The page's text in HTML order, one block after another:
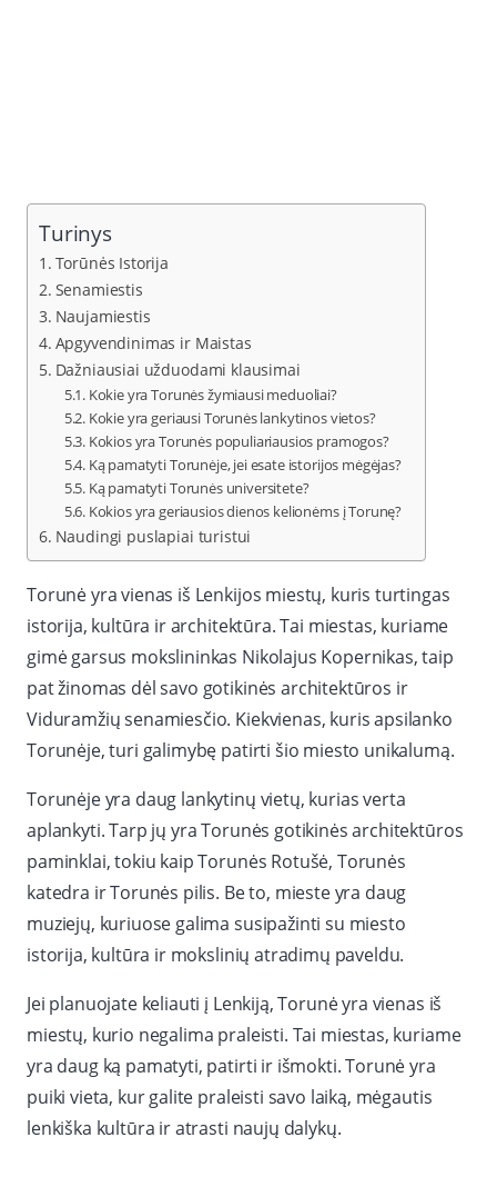
Turinys
Torūnės Istorija
Senamiestis
Naujamiestis
Apgyvendinimas ir Maistas
Dažniausiai užduodami klausimai
Kokie yra Torunės žymiausi meduoliai?
Kokie yra geriausi Torunės lankytinos vietos?
Kokios yra Torunės populiariausios pramogos?
Ką pamatyti Torunėje, jei esate istorijos mėgėjas?
Ką pamatyti Torunės universitete?
Kokios yra geriausios dienos kelionėms į Torunę?
Naudingi puslapiai turistui
Torunė yra vienas iš Lenkijos miestų, kuris turtingas
istorija, kultūra ir architektūra. Tai miestas, kuriame
gimė garsus mokslininkas Nikolajus Kopernikas, taip
pat žinomas dėl savo gotikinės architektūros ir
Viduramžių senamiesčio. Kiekvienas, kuris apsilanko
Torunėje, turi galimybę patirti šio miesto unikalumą.
Torunėje yra daug lankytinų vietų, kurias verta
aplankyti. Tarp jų yra Torunės gotikinės architektūros
paminklai, tokiu kaip Torunės Rotušė, Torunės
katedra ir Torunės pilis. Be to, mieste yra daug
muziejų, kuriuose galima susipažinti su miesto
istorija, kultūra ir mokslinių atradimų paveldu.
Jei planuojate keliauti į Lenkiją, Torunė yra vienas iš
miestų, kurio negalima praleisti. Tai miestas, kuriame
yra daug ką pamatyti, patirti ir išmokti. Torunė yra
puiki vieta, kur galite praleisti savo laiką, mėgautis
lenkiška kultūra ir atrasti naujų dalykų.